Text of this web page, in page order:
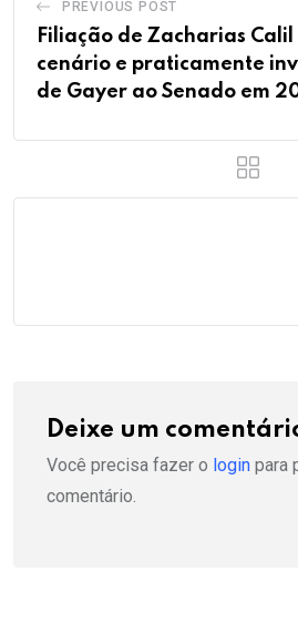
PREVIOUS POST
Filiação de Zacharias Calil
cenário e praticamente
de Gayer ao Senado em
Deixe um
Você precisa fazer o login para
comentário.